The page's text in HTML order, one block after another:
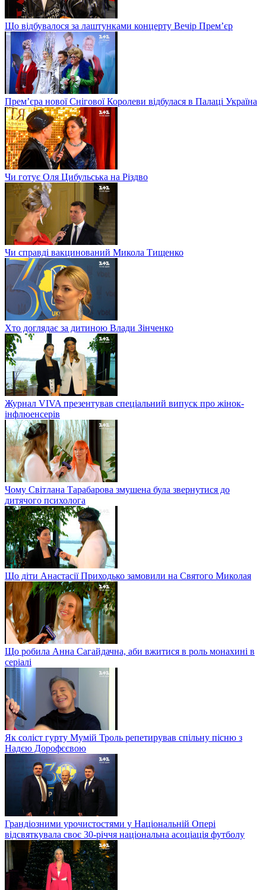
Що відбувалося за лаштунками концерту Вечір Прем’єр
Прем’єра нової Снігової Королеви відбулася в Палаці Україна
Чи готує Оля Цибульська на Різдво
Чи справді вакцинований Микола Тищенко
Хто доглядає за дитиною Влади Зінченко
Журнал VIVA презентував спеціальний випуск про жінок-
інфлюенсерів
Чому Світлана Тарабарова змушена була звернутися до
дитячого психолога
Що діти Анастасії Приходько замовили на Святого Миколая
Що робила Анна Сагайдачна, аби вжитися в роль монахині в
серіалі
Як соліст гурту Мумій Троль репетирував спільну пісню з
Надєю Дорофєєвою
Грандіозними урочистостями у Національній Опері
відсвяткувала своє 30-річчя національна асоціація футболу